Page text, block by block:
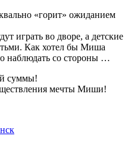
«горит» ожиданием
играть во дворе, а детские
Как хотел бы Миша
наблюдать со стороны …
суммы!
мечты Миши!